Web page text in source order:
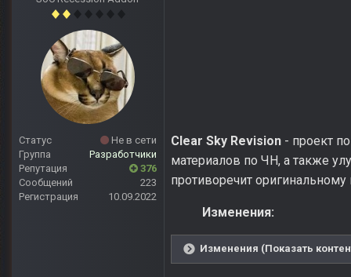
Статус
Не в сети
Группа
Разработчики
Репутация
376
Сообщений
223
Регистрация
10.09.2022
Clear Sky Revision - проект
материалов по ЧН, а также
противоречит
Изменения:
Изменения (Показать